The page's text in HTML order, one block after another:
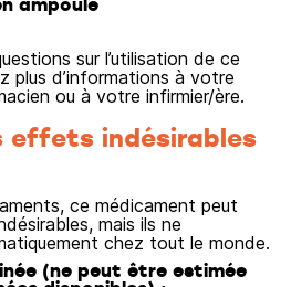
sur l’utilisation de ce
plus d’informations à votre
ou à votre infirmier/ère.
effets indésirables
ce médicament peut
mais ils ne
chez tout le monde.
(ne peut être estimée